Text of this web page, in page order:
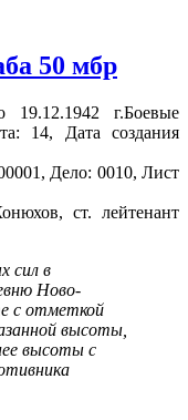
50 мбр
г.Боевые
14, Дата создания
Дело: 0010, Лист
ст. лейтенант
сил в
Ново-
с отметкой
высоты,
высоты с